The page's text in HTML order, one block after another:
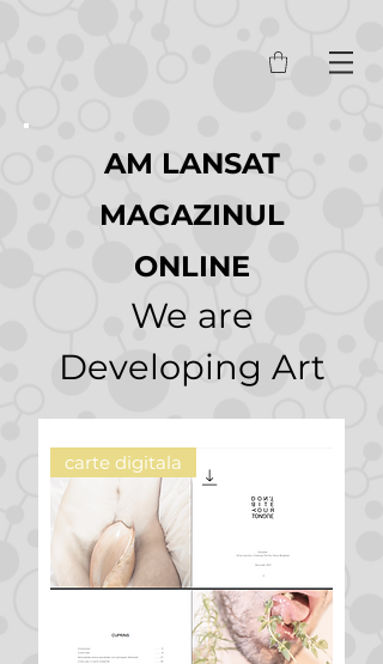
AM LANSAT
MAGAZINUL
ONLINE
We are
Developing Art
carte digitala